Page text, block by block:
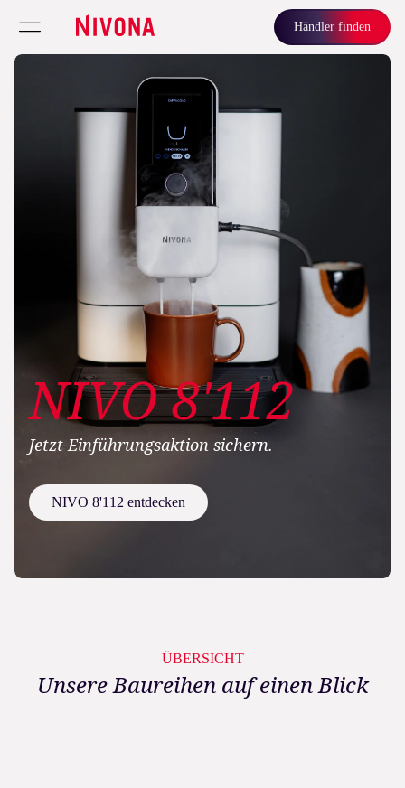
Händler finden
NIVO 8'112
Jetzt Einführungsaktion sichern.
NIVO 8'112 entdecken
ÜBERSICHT
Unsere Baureihen auf einen Blick